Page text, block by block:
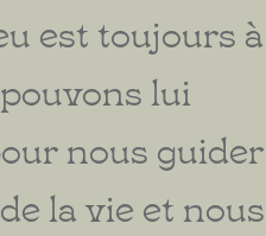
est toujours à
lui
nous guider
la vie et nous